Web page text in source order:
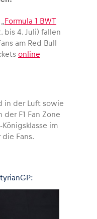
Formula 1 BWT
bis 4. Juli) fallen
am Red Bull
online
in der Luft sowie
F1 Fan Zone
im
Fans.